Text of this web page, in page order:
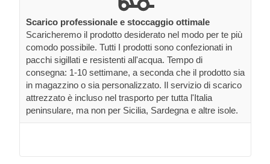
Scarico professionale e stoccaggio ottimale
Scaricheremo il prodotto desiderato nel modo per te più
comodo possibile. Tutti I prodotti sono confezionati in
pacchi sigillati e resistenti all'acqua. Tempo di
consegna: 1-10 settimane, a seconda che il prodotto sia
in magazzino o sia personalizzato. Il servizio di scarico
attrezzato è incluso nel trasporto per tutta l'Italia
peninsulare, ma non per Sicilia, Sardegna e altre isole.